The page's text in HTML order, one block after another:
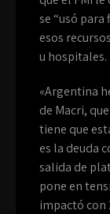
se “usó para
esos
u hospitales.
«Argentina
de Macri,
tiene que
es la deuda
salida de
pone en
impactó con